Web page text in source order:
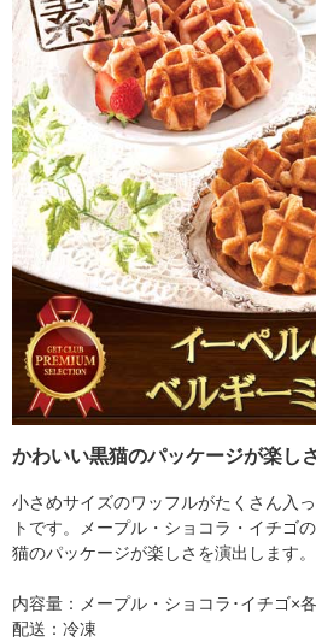
かわいい黒猫のパッケージが楽し
小さめサイズのワッフルがたくさん入
トです。メープル・ショコラ・イチゴ
猫のパッケージが楽しさを演出します。
内容量：メープル・ショコラ･イチゴ×
配送：冷凍